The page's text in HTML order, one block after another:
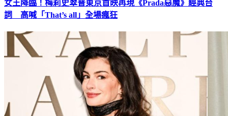
女王降臨！梅莉史翠普東京首映再現《Prada惡魔》經典台